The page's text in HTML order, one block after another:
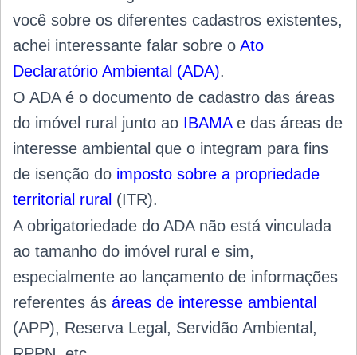
você sobre os diferentes cadastros existentes,
achei interessante falar sobre o Ato
Declaratório Ambiental (ADA).
O ADA é o documento de cadastro das áreas
do imóvel rural junto ao IBAMAe das áreas de
interesse ambiental que o integram para fins
de isenção do imposto sobre a propriedade
territorial rural (ITR).
A obrigatoriedade do ADA não está vinculada
ao tamanho do imóvel rural e sim,
especialmente ao lançamento de informações
referentes ás áreas de interesse ambiental
(APP), Reserva Legal, Servidão Ambiental,